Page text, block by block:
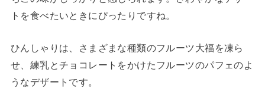
トを食べたいときにぴったりですね。
ひんしゃりは、さまざまな種類のフルーツ大福を凍ら
せ、練乳とチョコレートをかけたフルーツのパフェのよ
うなデザートです。